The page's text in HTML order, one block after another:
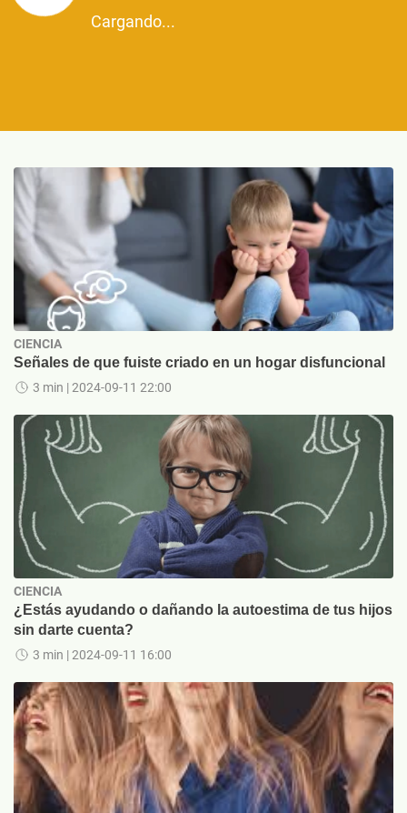
Cargando...
CIENCIA
Señales de que fuiste criado en un hogar disfuncional
3 min | 2024-09-11 22:00
CIENCIA
¿Estás ayudando o dañando la autoestima de tus hijos
sin darte cuenta?
3 min | 2024-09-11 16:00